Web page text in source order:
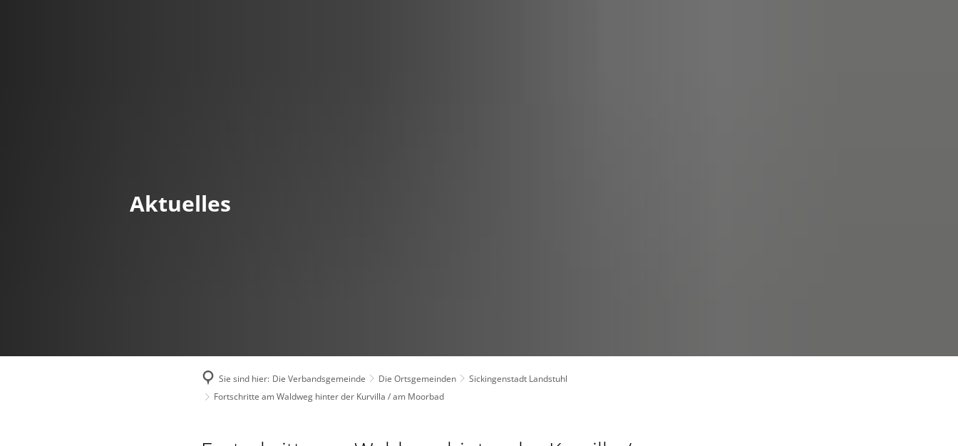
Aktuelles
Sie sind hier: Die Verbandsgemeinde Die Ortsgemeinden
Sickingenstadt Landstuhl
Fortschritte am Waldweg hinter der Kurvilla / am Moorbad